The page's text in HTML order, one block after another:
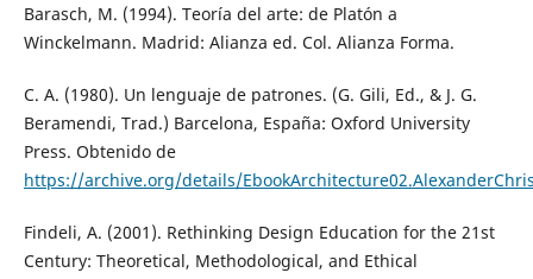
Barasch, M. (1994). Teoría del arte: de Platón a
Winckelmann. Madrid: Alianza ed. Col. Alianza Forma.
C. A. (1980). Un lenguaje de patrones. (G. Gili, Ed., & J. G.
Beramendi, Trad.) Barcelona, España: Oxford University
Press. Obtenido de
https://archive.org/details/
Findeli, A. (2001). Rethinking Design Education for the 21st
Century: Theoretical, Methodological, and Ethical